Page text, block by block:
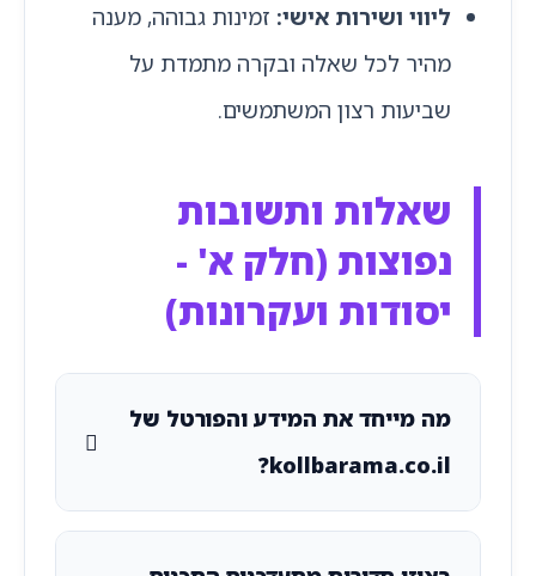
ליווי ושירות אישי:זמינות גבוהה, מענה
מהיר לכל שאלה ובקרה מתמדת על
שביעות רצון המשתמשים.
שאלות ותשובות
נפוצות (חלק א' -
יסודות ועקרונות)
מה מייחד את המידע והפורטל של
kollbarama.co.il?